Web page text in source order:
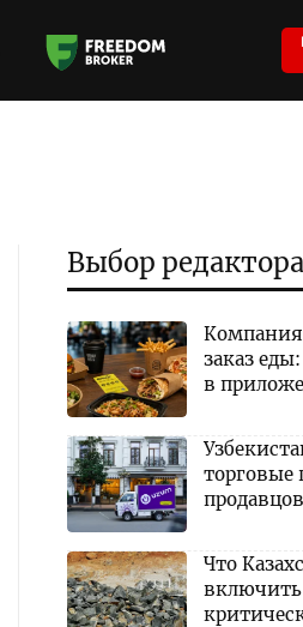
Выбор редактора
Компания
заказ
в
торговые
Что
включить